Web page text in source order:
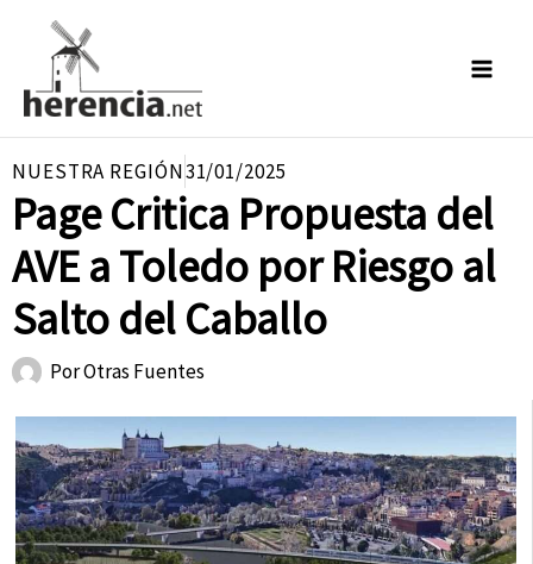
contenido
NUESTRA REGIÓN31/01/2025
Page Critica Propuesta del
AVE a Toledo por Riesgo al
Salto del Caballo
PorOtras Fuentes